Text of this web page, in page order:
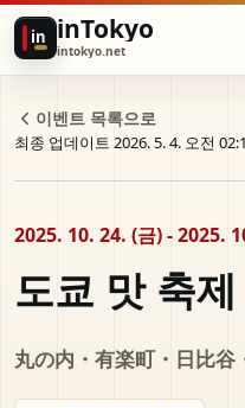
in inTokyo
intokyo.net
이벤트 목록으로
최종 업데이트 2026. 5. 4. 오전
2025. 10. 24. (금) - 2025.
도쿄 맛 축제
丸の内・有楽町・日比谷